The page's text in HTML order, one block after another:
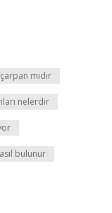
mıdır
nelerdir
bulunur